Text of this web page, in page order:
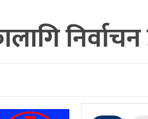
निर्वाचन